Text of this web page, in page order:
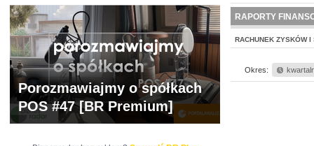
WYCENA BR
RAPORTY
RACHUNEK ZYSKÓW I
Okres:
Porozmawiajmy o spółkach
POS #47 [BR Premium]